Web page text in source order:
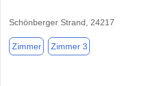
Schönberger Strand, 24217
Zimmer Zimmer 3